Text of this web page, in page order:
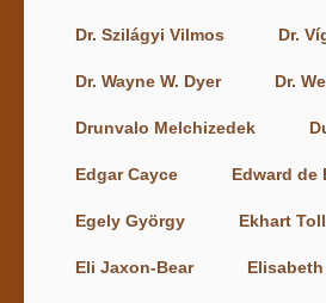
Dr. Szilágyi Vilmos Dr.
Dr. Wayne W. Dyer Dr.
Drunvalo Melchizedek
Edgar Cayce Edward de
Egely György Ekhart
Eli Jaxon-Bear